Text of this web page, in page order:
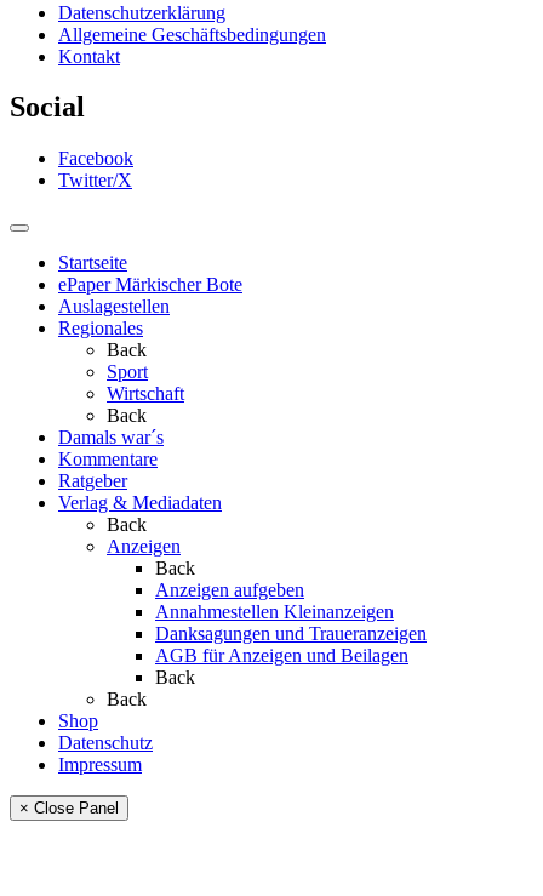
Datenschutzerklärung
Allgemeine Geschäftsbedingungen
Kontakt
Social
Facebook
Twitter/X
Startseite
ePaper Märkischer Bote
Auslagestellen
Regionales
Back
Sport
Wirtschaft
Back
Damals war´s
Kommentare
Ratgeber
Verlag & Mediadaten
Back
Anzeigen
Back
Anzeigen aufgeben
Annahmestellen Kleinanzeigen
Danksagungen und Traueranzeigen
AGB für Anzeigen und Beilagen
Back
Back
Shop
Datenschutz
Impressum
× Close Panel